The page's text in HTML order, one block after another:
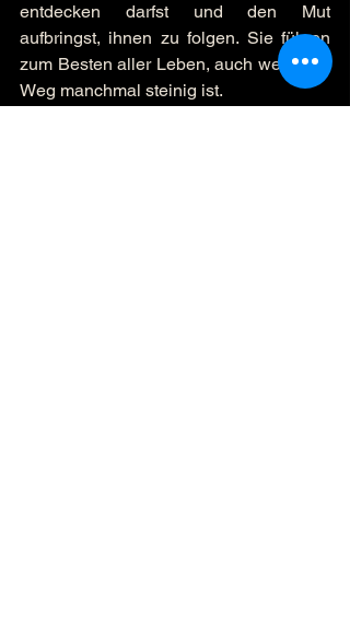
entdecken darfst und den Mut
aufbringst, ihnen zu folgen. Sie führen
zum Besten aller Leben, auch wenn der
Weg manchmal steinig ist.